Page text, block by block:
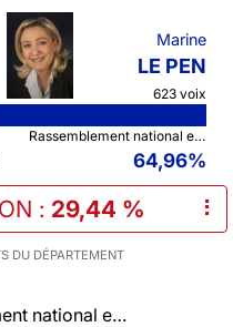
Marine
LE PEN
623 voix
Rassemblement national et ses alliés
64,96%
: 29,44 % ⠇
DU DÉPARTEMENT
et ses alliés